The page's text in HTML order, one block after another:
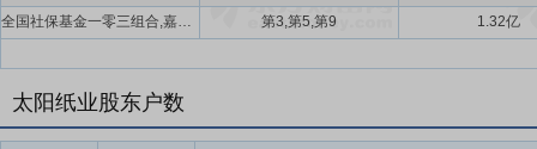
全国社保基金一零三组合,嘉实基金管理有限公司-社保基金16042组合,嘉实基金管理有限公司-社保基金16041组合
第3,第5,第9 1.32亿
太阳纸业股东户数